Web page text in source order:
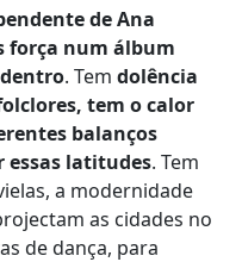
de Ana
força num álbum
. Tem dolência
tem o calor
balanços
essas latitudes. Tem
a modernidade
as cidades no
de dança, para